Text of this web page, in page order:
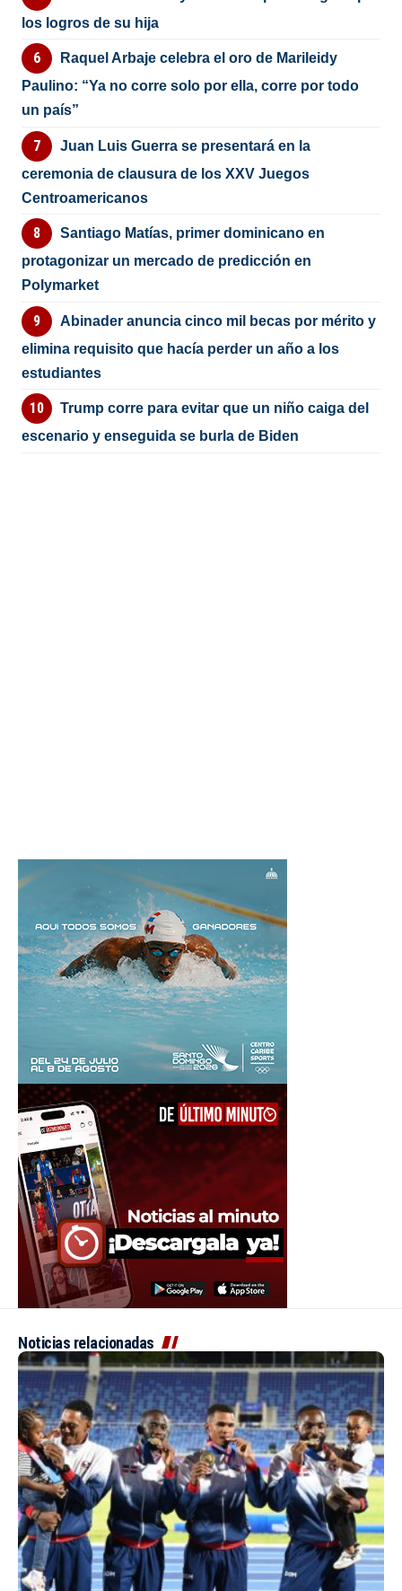
los logros de su hija
Raquel Arbaje celebra el oro de Marileidy
Paulino: “Ya no corre solo por ella, corre por todo
un país”
Juan Luis Guerra se presentará en la
ceremonia de clausura de los XXV Juegos
Centroamericanos
Santiago Matías, primer dominicano en
protagonizar un mercado de predicción en
Polymarket
Abinader anuncia cinco mil becas por mérito y
elimina requisito que hacía perder un año a los
estudiantes
Trump corre para evitar que un niño caiga del
escenario y enseguida se burla de Biden
Noticias relacionadas